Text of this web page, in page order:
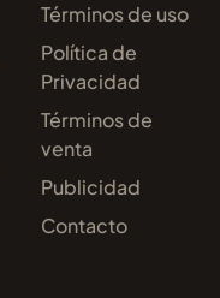
Términos de uso
Política de
Privacidad
Términos de
venta
Publicidad
Contacto